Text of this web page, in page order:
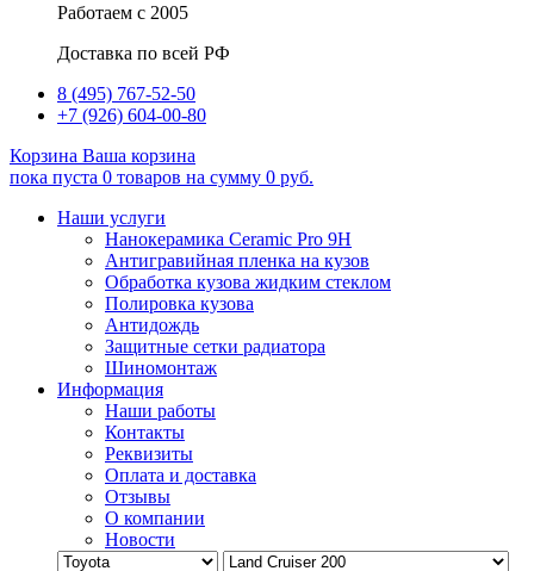
Работаем с 2005
Доставка по всей РФ
8 (495) 767-52-50
+7 (926) 604-00-80
Корзина Ваша корзина
пока пуста 0 товаров на сумму 0 руб.
Наши услуги
Нанокерамика Ceramic Pro 9H
Антигравийная пленка на кузов
Обработка кузова жидким стеклом
Полировка кузова
Антидождь
Защитные сетки радиатора
Шиномонтаж
Информация
Наши работы
Контакты
Реквизиты
Оплата и доставка
Отзывы
О компании
Новости